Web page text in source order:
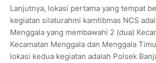
Lanjutnya, lokasi pertama yang tempat
kegiatan silaturahmi kamtibmas NCS
Menggala yang membawahi 2 (dua)
Kecamatan Menggala dan Menggala
lokasi kedua kegiatan adalah Polsek